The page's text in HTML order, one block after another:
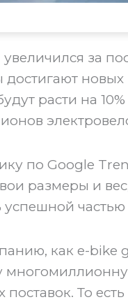
за
расти на 10%
по Google
размеры и
успешной
как e-bike
То